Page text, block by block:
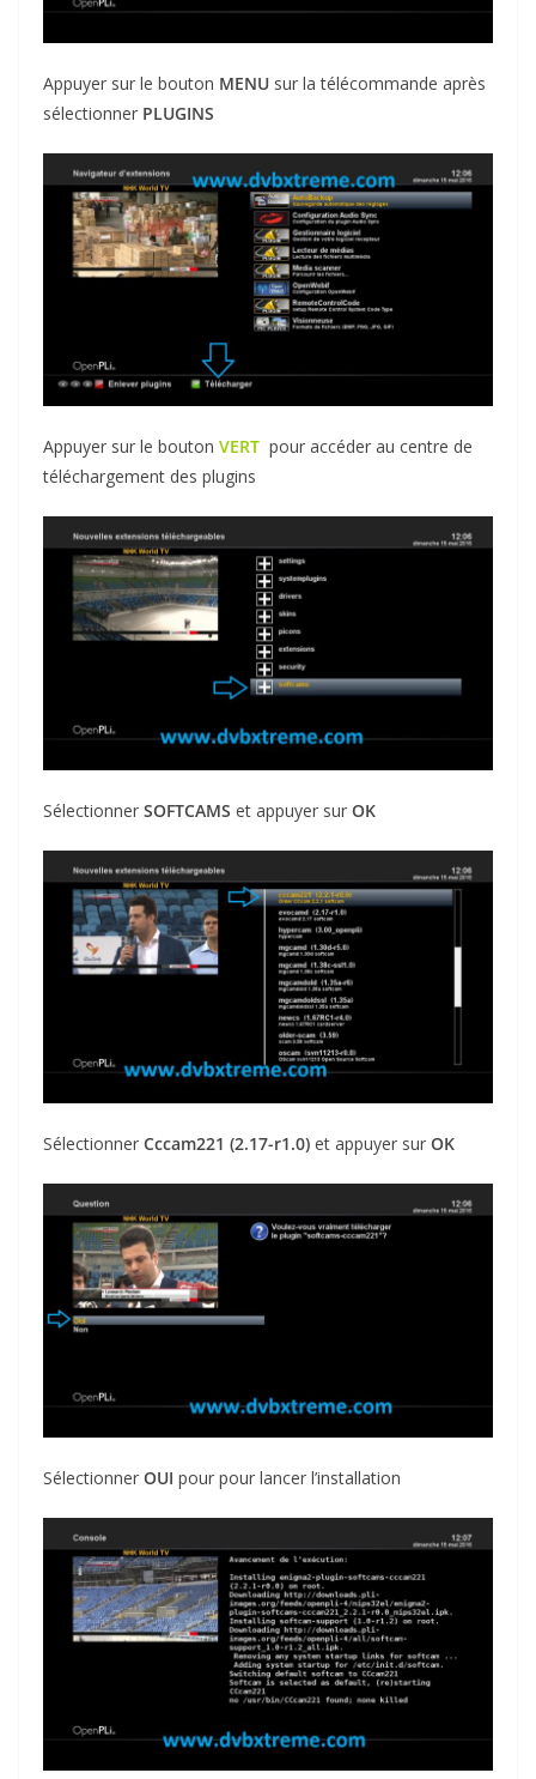
Appuyer sur le bouton MENU sur la télécommande après
sélectionner PLUGINS
Appuyer sur le bouton VERT pour accéder au centre de
téléchargement des plugins
Sélectionner SOFTCAMS et appuyer sur OK
Sélectionner Cccam221 (2.17-r1.0) et appuyer sur OK
Sélectionner OUI pour pour lancer l’installation